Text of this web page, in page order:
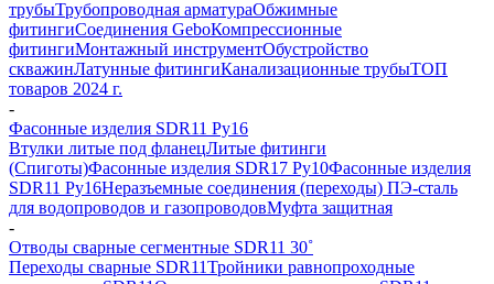
трубыТрубопроводная арматураОбжимные
фитингиСоединения GeboКомпрессионные
фитингиМонтажный инструментОбустройство
скважинЛатунные фитингиКанализационные трубыТОП
товаров 2024 г.
-
Фасонные изделия SDR11 Ру16
Втулки литые под фланецЛитые фитинги
(Спиготы)Фасонные изделия SDR17 Ру10Фасонные изделия
SDR11 Ру16Неразъемные соединения (переходы) ПЭ-сталь
для водопроводов и газопроводовМуфта защитная
-
Отводы сварные сегментные SDR11 30˚
Переходы сварные SDR11Тройники равнопроходные